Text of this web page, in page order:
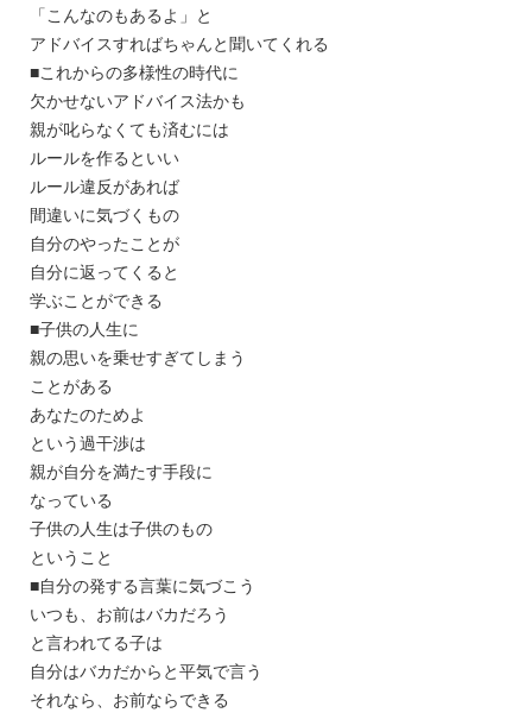
「こんなのもあるよ」と
アドバイスすればちゃんと聞いてくれる
■これからの多様性の時代に
欠かせないアドバイス法かも
親が叱らなくても済むには
ルールを作るといい
ルール違反があれば
間違いに気づくもの
自分のやったことが
自分に返ってくると
学ぶことができる
■子供の人生に
親の思いを乗せすぎてしまう
ことがある
あなたのためよ
という過干渉は
親が自分を満たす手段に
なっている
子供の人生は子供のもの
ということ
■自分の発する言葉に気づこう
いつも、お前はバカだろう
と言われてる子は
自分はバカだからと平気で言う
それなら、お前ならできる